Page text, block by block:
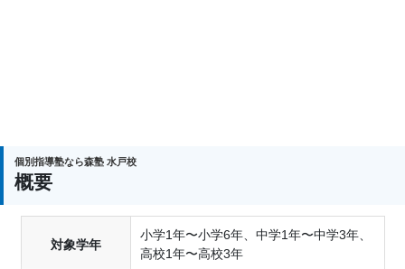
個別指導塾なら森塾 水戸校
概要
対象学年
小学1年〜小学6年、中学1年〜中学3年、
高校1年〜高校3年